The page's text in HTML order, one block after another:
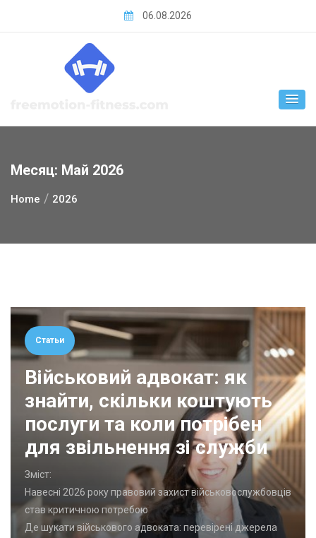
06.08.2026
Месяц: Май 2026
Home 2026
Статьи
Військовий адвокат: як
знайти, скільки коштують
послуги та коли потрібен
для звільнення зі служби
Зміст:
Навесні 2026 року правовий захист військовослужбовців
став критичною потребою
Де шукати військового адвоката: перевірені джерела